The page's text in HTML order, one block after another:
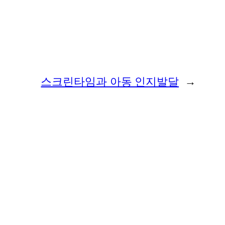
스크린타임과 아동 인지발달 →